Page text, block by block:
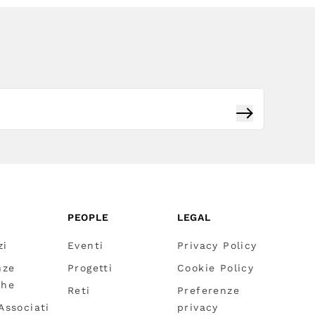
Iscriviti
PEOPLE
Eventi
Progetti
Reti
LEGAL
Privacy Policy
Cookie Policy
Preferenze
privacy